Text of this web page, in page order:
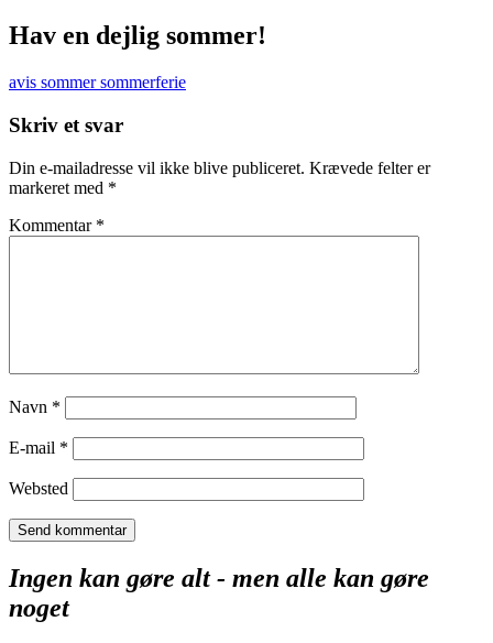
Hav en dejlig sommer!
avis sommersommerferie
Skriv et svar
Din e-mailadresse vil ikke blive publiceret. Krævede felter er
markeret med *
Kommentar *
Navn *
E-mail *
Websted
Ingen kan gøre alt - men alle kan gøre
noget